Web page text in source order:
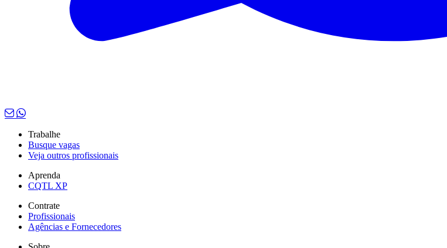
Trabalhe
Busque vagas
Veja outros profissionais
Aprenda
CQTL XP
Contrate
Profissionais
Agências e Fornecedores